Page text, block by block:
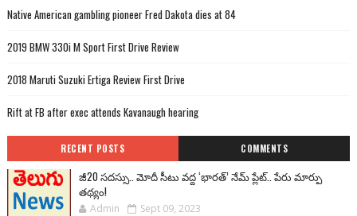
Native American gambling pioneer Fred Dakota dies at 84
2019 BMW 330i M Sport First Drive Review
2018 Maruti Suzuki Ertiga Review First Drive
Rift at FB after exec attends Kavanaugh hearing
RECENT POSTS COMMENTS
జీ20 సదస్సు.. మోదీ సీటు వద్ద ‘భారత్’ నేమ్ ప్లేట్‌.. పేరు మార్పు
తథ్యం!
Admin Sept 09, 2023